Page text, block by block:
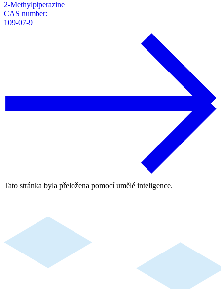
2-Methylpiperazine
CAS number:
109-07-9
Tato stránka byla přeložena pomocí umělé inteligence.